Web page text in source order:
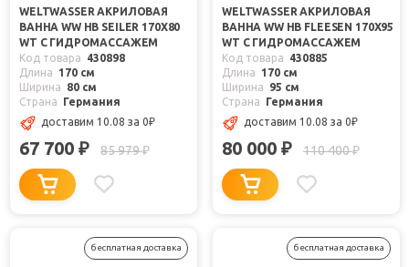
WELTWASSER АКРИЛОВАЯ
ВАННА WW HB SEILER 170X80
WT С ГИДРОМАССАЖЕМ
Код товара
430898
Длина
170 см
Ширина
80 см
Страна
Германия
доставим 10.08 за 0₽
67 700 ₽ 85 979₽
WELTWASSER АКРИЛОВАЯ
ВАННА WW HB FLEESEN 170X95
WT С ГИДРОМАССАЖЕМ
Код товара
430885
Длина
170 см
Ширина
95 см
Страна
Германия
доставим 10.08 за 0₽
80 000 ₽ 110 400₽
бесплатная доставка бесплатная доставка